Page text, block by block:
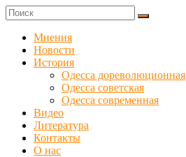
Skip
to
content
Куликовец
Сайт
одесского
сопротивления
Мнения
Новости
История
Одесса дореволюционная
Одесса советская
Одесса современная
Видео
Литература
Контакты
О нас